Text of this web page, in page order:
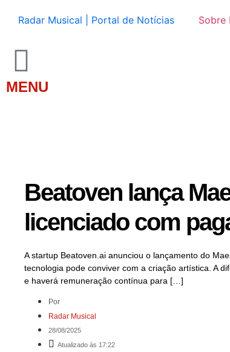
Radar Musical | Portal de Notícias Sobre
MENU
Beatoven lança
licenciado com
A startup Beatoven.ai anunciou o lançamento do
tecnologia pode conviver com a criação artística. A
e haverá remuneração contínua para […]
Por
Radar Musical
28/08/2025
Atualizado às 17:22